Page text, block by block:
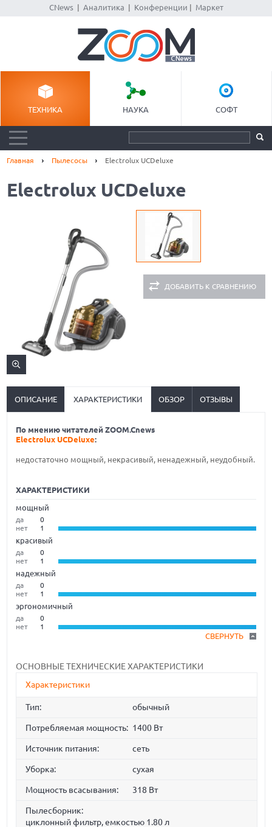
CNews| Аналитика Конференции Маркет
ТЕХНИКА НАУКА СОФТ
Главная Пылесосы Electrolux UCDeluxe
Electrolux UCDeluxe
ДОБАВИТЬ К СРАВНЕНИЮ
ОПИСАНИЕ ХАРАКТЕРИСТИКИ ОБЗОР ОТЗЫВЫ
По мнению читателей ZOOM.Cnews
Electrolux UCDeluxe:
недостаточно мощный, некрасивый, ненадежный, неудобный.
ХАРАКТЕРИСТИКИ
мощный
да
0
нет
1
красивый
да
0
нет
1
надежный
да
0
нет
1
эргономичный
да
0
нет
1
СВЕРНУТЬ
ОСНОВНЫЕ ТЕХНИЧЕСКИЕ ХАРАКТЕРИСТИКИ
Характеристики
Тип: обычный
Потребляемая мощность: 1400 Вт
Источник питания: сеть
Уборка: сухая
Мощность всасывания: 318 Вт
Пылесборник:
циклонный фильтр, емкостью 1.80 л